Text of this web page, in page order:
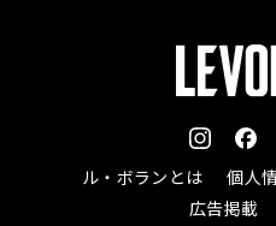
ル・ボランとは 個人
広告掲載